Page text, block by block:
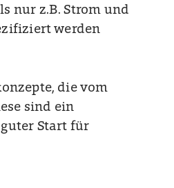
nur z.B. Strom und
werden
die vom
sind ein
Start für